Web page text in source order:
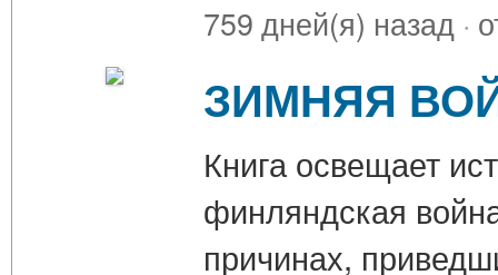
759 дней(я) назад ·
ЗИМНЯЯ
Книга освещает
финляндская
причинах,